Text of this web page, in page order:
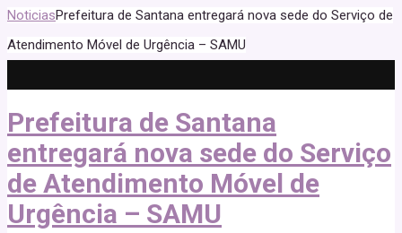
NoticiasPrefeitura de Santana entregará nova sede do Serviço de
Atendimento Móvel de Urgência – SAMU
Prefeitura de Santana
entregará nova sede do Serviço
de Atendimento Móvel de
Urgência – SAMU